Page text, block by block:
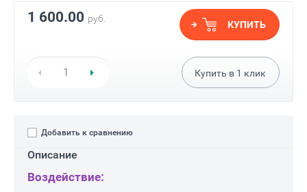
1 600.00 руб.
КУПИТЬ
Купить в 1 клик
Добавить к сравнению
Описание
Воздействие: